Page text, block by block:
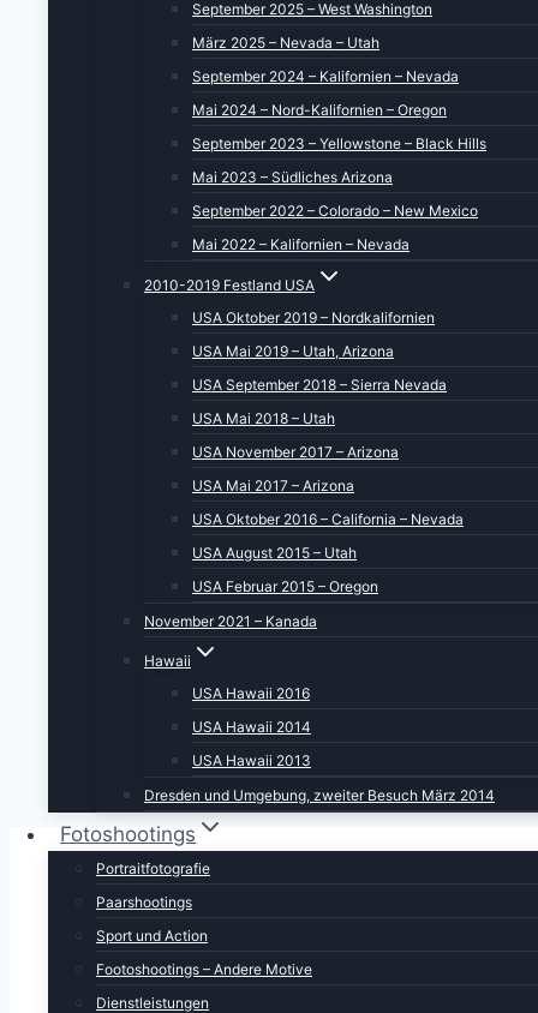
September 2025 – West Washington
März 2025 – Nevada – Utah
September 2024 – Kalifornien – Nevada
Mai 2024 – Nord-Kalifornien – Oregon
September 2023 – Yellowstone – Black Hills
Mai 2023 – Südliches Arizona
September 2022 – Colorado – New Mexico
Mai 2022 – Kalifornien – Nevada
2010-2019 Festland USA
USA Oktober 2019 – Nordkalifornien
USA Mai 2019 – Utah, Arizona
USA September 2018 – Sierra Nevada
USA Mai 2018 – Utah
USA November 2017 – Arizona
USA Mai 2017 – Arizona
USA Oktober 2016 – California – Nevada
USA August 2015 – Utah
USA Februar 2015 – Oregon
November 2021 – Kanada
Hawaii
USA Hawaii 2016
USA Hawaii 2014
USA Hawaii 2013
Dresden und Umgebung, zweiter Besuch März 2014
Fotoshootings
Portraitfotografie
Paarshootings
Sport und Action
Footoshootings – Andere Motive
Dienstleistungen
Mit 2026er Kalendarium